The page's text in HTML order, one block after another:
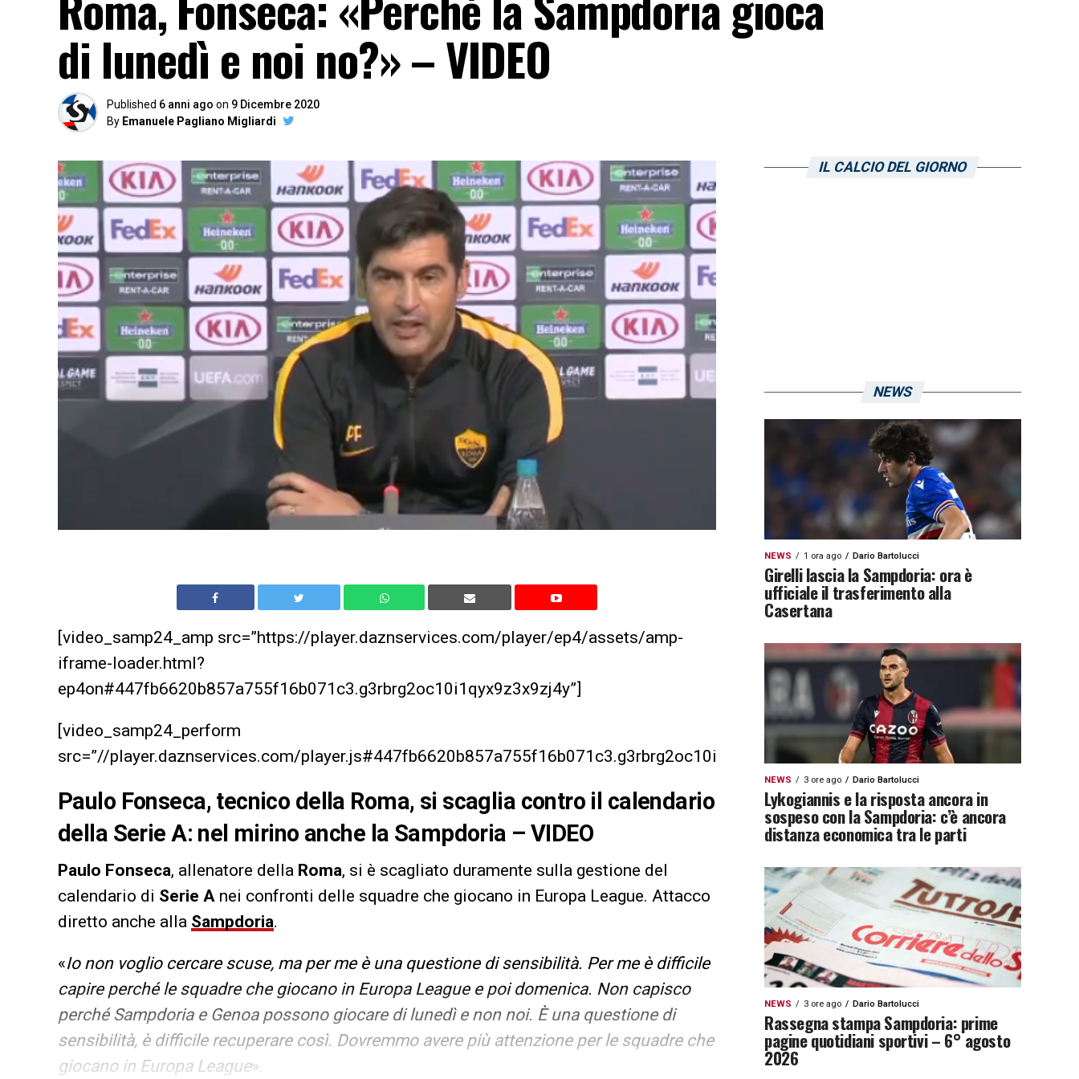
di lunedì e noi no?» – VIDEO
Published 6 anni ago on 9 Dicembre 2020
By Emanuele Pagliano Migliardi
[video_samp24_amp src=”https://player.daznservices.com/player/ep4/assets/amp-
iframe-loader.html?
ep4on#447fb6620b857a755f16b071c3.g3rbrg2oc10i1qyx9z3x9zj4y”]
[video_samp24_perform
src=”//player.daznservices.com/player.js#447fb6620b857a755f16b071c3.g3rbrg2oc10i1qyx9z3x9zj4y”]
Paulo Fonseca, tecnico della Roma, si scaglia contro il calendario
della Serie A: nel mirino anche la Sampdoria – VIDEO
Paulo Fonseca, allenatore della Roma, si è scagliato duramente sulla gestione del
calendario di Serie A nei confronti delle squadre che giocano in Europa League. Attacco
diretto anche alla Sampdoria.
«Io non voglio cercare scuse, ma per me è una questione di sensibilità. Per me è difficile
capire perché le squadre che giocano in Europa League e poi domenica. Non capisco
perché Sampdoria e Genoa possono giocare di lunedì e non noi. È una questione di
sensibilità, è difficile recuperare così. Dovremmo avere più attenzione per le squadre che
giocano in Europa League».
IL CALCIO DEL GIORNO
NEWS
NEWS 1 ora ago Dario Bartolucci
Girelli lascia la Sampdoria: ora è
ufficiale il trasferimento alla
Casertana
NEWS 3 ore ago Dario Bartolucci
Lykogiannis e la risposta ancora in
sospeso con la Sampdoria: c’è ancora
distanza economica tra le parti
NEWS 3 ore ago Dario Bartolucci
Rassegna stampa Sampdoria: prime
pagine quotidiani sportivi – 6° agosto
2026